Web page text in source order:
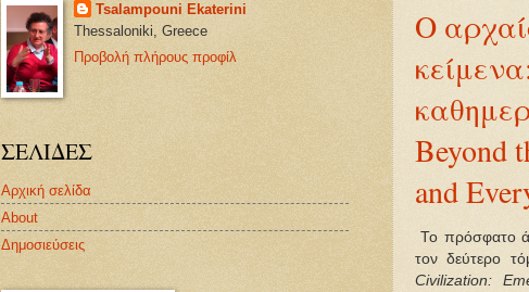
Ο
Beyond
and
Το πρόσφατο
τον δεύτερο
Civilization:
Tsalampouni Ekaterini
Thessaloniki, Greece
Προβολή πλήρους προφίλ
ΣΕΛΙΔΕΣ
Αρχική σελίδα
About
Δημοσιεύσεις